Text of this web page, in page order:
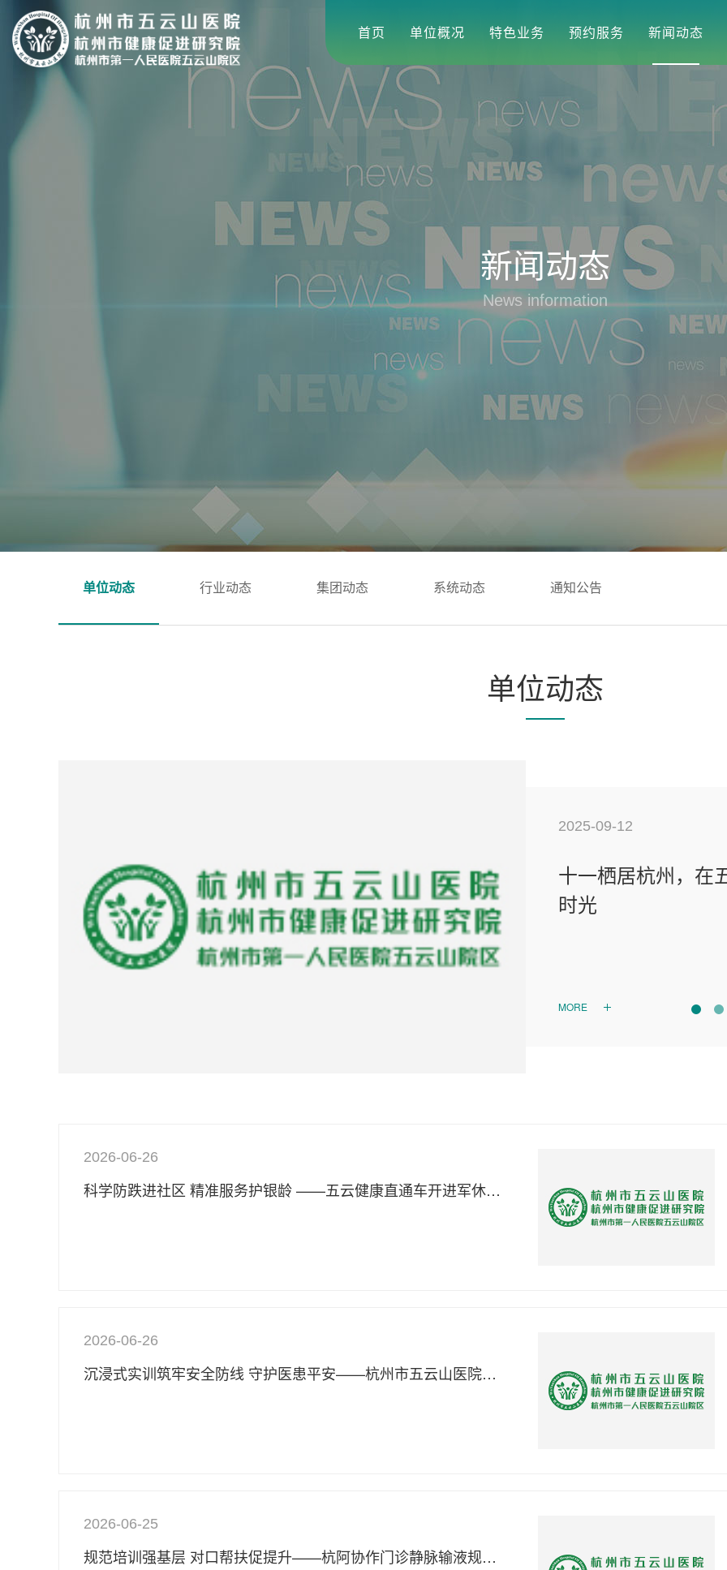
首页 单位概况 特色业务 预约服务 新闻动态
新闻动态
News information
单位动态 行业动态 集团动态 系统动态 通知公告
单位动态
一粒药的“安全守护战”——杭州市五云山医院多科联
动打造老年患者自备药管理样板
2025-09-12
十一栖居杭州，在
时光
MORE
2026-06-26
科学防跌进社区 精准服务护银龄 ——五云健康直通车开进军休中心第五干休所
2026-06-26
沉浸式实训筑牢安全防线 守护医患平安——杭州市五云山医院开展全链条消防安全专项培训
2026-06-25
规范培训强基层 对口帮扶促提升——杭阿协作门诊静脉输液规范化培训在阿克苏举办